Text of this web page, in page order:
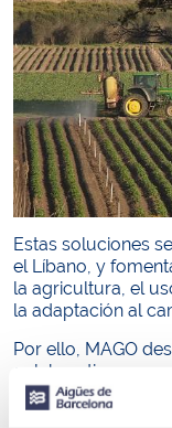
Estas soluciones
el Líbano, y
la agricultura, el
la adaptación al
Por ello, MAGO
colaborativa con
el Mediterráneo.
desarrollará